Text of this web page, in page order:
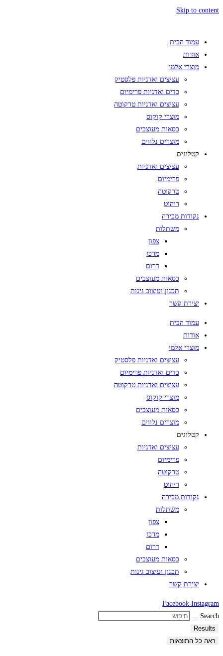
Skip to content
עמוד הבית
אודות
מוצרי אלמי
עציצים ואדניות פלסטיק
כדים ואדניות פרימיום
עציצים ואדניות טרקוטה
מוצרי קוקוס
כסאות מעוצבים
מוצרים נלווים
קטלוגים
עציצים ואדניות
פרימיום
טרקוטה
ריהוט
נקודות מכירה
משתלות
צפון
מרכז
דרום
כסאות מעוצבים
תכנון ועיצוב גינות
יצירת קשר
עמוד הבית
אודות
מוצרי אלמי
עציצים ואדניות פלסטיק
כדים ואדניות פרימיום
עציצים ואדניות טרקוטה
מוצרי קוקוס
כסאות מעוצבים
מוצרים נלווים
קטלוגים
עציצים ואדניות
פרימיום
טרקוטה
ריהוט
נקודות מכירה
משתלות
צפון
מרכז
דרום
כסאות מעוצבים
תכנון ועיצוב גינות
יצירת קשר
Facebook Instagram
Search ...
Results
ראה כל התוצאות